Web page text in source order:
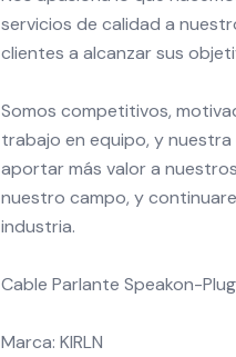
servicios de calidad a
clientes a alcanzar sus
Somos competitivos,
trabajo en equipo, y
aportar más valor a
nuestro campo, y
industria.
Cable Parlante Speakon-Plug
Marca: KIRLN